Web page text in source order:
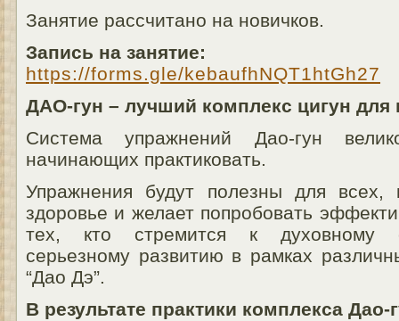
Занятие рассчитано на новичков.
Запись на занятие:
https://forms.gle/kebaufhNQT1htGh27
ДАО-гун – лучший комплекс цигун
Система упражнений Дао-гун
начинающих практиковать.
Упражнения будут полезны для всех,
здоровье и желает попробовать
тех, кто стремится к духовному
серьезному развитию в рамках
“Дао Дэ”.
В результате практики комплекса